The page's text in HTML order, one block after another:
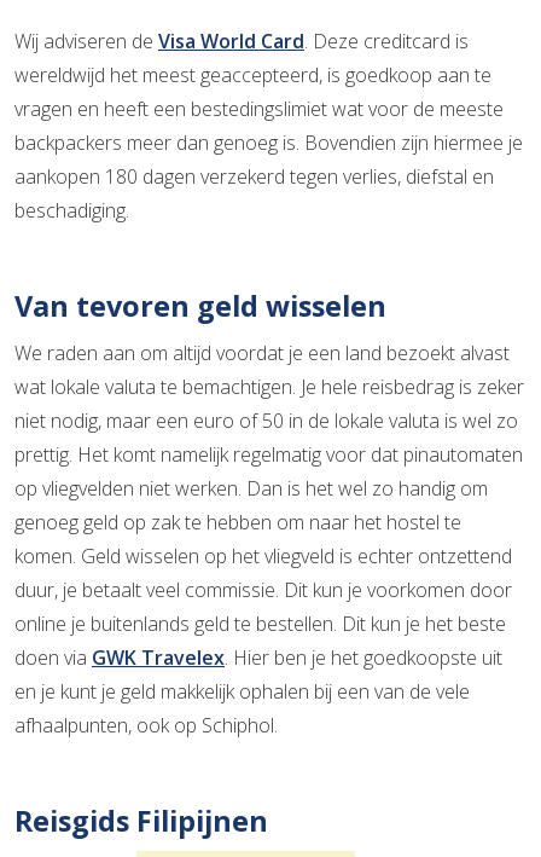
Wij adviseren de Visa World Card. Deze creditcard is
wereldwijd het meest geaccepteerd, is goedkoop aan te
vragen en heeft een bestedingslimiet wat voor de meeste
backpackers meer dan genoeg is. Bovendien zijn hiermee je
aankopen 180 dagen verzekerd tegen verlies, diefstal en
beschadiging.
Van tevoren geld wisselen
We raden aan om altijd voordat je een land bezoekt alvast
wat lokale valuta te bemachtigen. Je hele reisbedrag is zeker
niet nodig, maar een euro of 50 in de lokale valuta is wel zo
prettig. Het komt namelijk regelmatig voor dat pinautomaten
op vliegvelden niet werken. Dan is het wel zo handig om
genoeg geld op zak te hebben om naar het hostel te
komen. Geld wisselen op het vliegveld is echter ontzettend
duur, je betaalt veel commissie. Dit kun je voorkomen door
online je buitenlands geld te bestellen. Dit kun je het beste
doen via GWK Travelex. Hier ben je het goedkoopste uit
en je kunt je geld makkelijk ophalen bij een van de vele
afhaalpunten, ook op Schiphol.
Reisgids Filipijnen